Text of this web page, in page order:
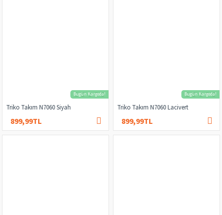
Bugün Kargoda!
Triko Takım N7060 Siyah
899,99TL
Bugün Kargoda!
Triko Takım N7060 Lacivert
899,99TL